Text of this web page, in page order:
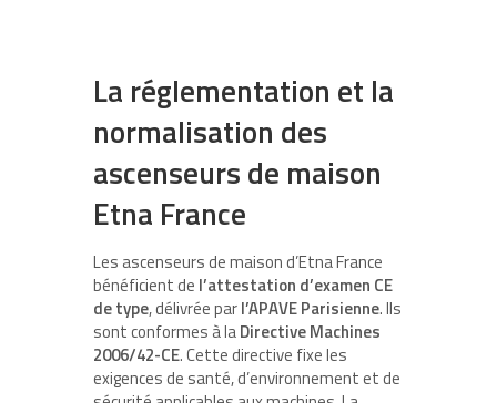
La réglementation et la
normalisation des
ascenseurs de maison
Etna France
Les ascenseurs de maison d’Etna France
bénéficient de l’attestation d’examen CE
de type, délivrée parl’APAVE Parisienne. Ils
sont conformes à laDirective Machines
2006/42-CE. Cette directive fixe les
exigences de santé, d’environnement et de